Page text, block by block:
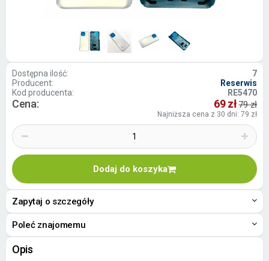
Dostępna ilość:
7
Producent:
Reserwis
Kod producenta:
RE5470
Cena: 69 zł79 zł
Najniższa cena z 30 dni: 79 zł
Dodaj do koszyka
Zapytaj o szczegóły
Poleć znajomemu
Opis